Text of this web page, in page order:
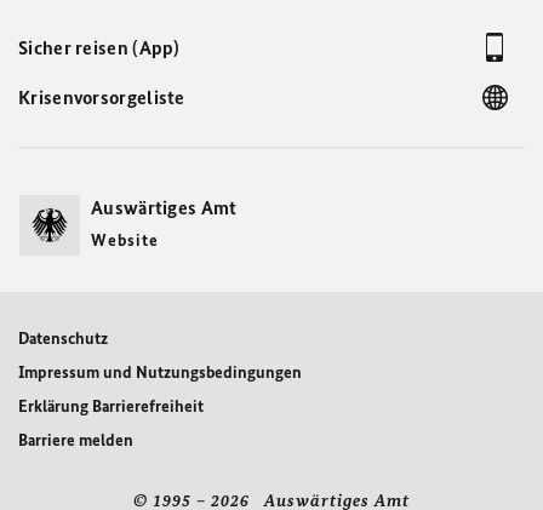
Sicher reisen (App)
Krisenvorsorgeliste
Auswärtiges Amt
Website
Datenschutz
Impressum und Nutzungsbedingungen
Erklärung Barrierefreiheit
Barriere melden
© 1995 – 2026 Auswärtiges Amt